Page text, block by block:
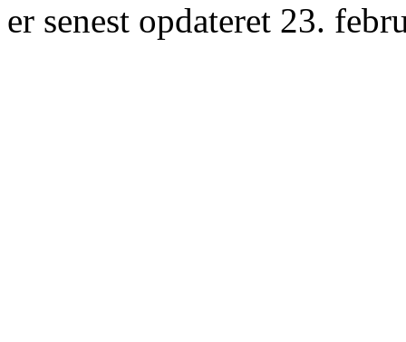
er senest opdateret 23.